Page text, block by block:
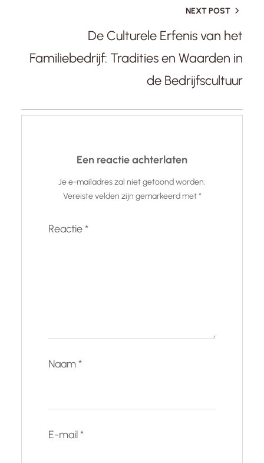
NEXT POST
De Culturele Erfenis van het
Familiebedrijf: Tradities en Waarden in
de Bedrijfscultuur
Een reactie achterlaten
Je e-mailadres zal niet getoond worden.
Vereiste velden zijn gemarkeerd met*
Reactie*
Naam*
E-mail*